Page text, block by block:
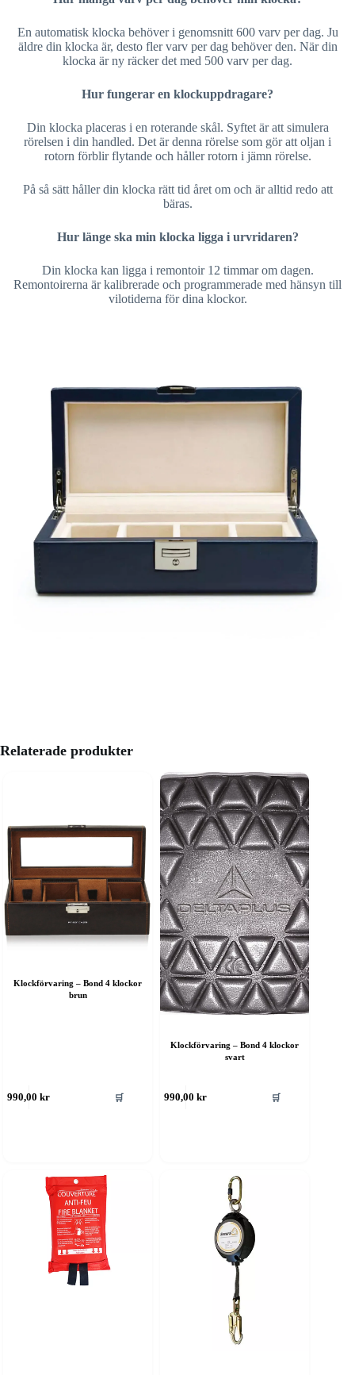
En automatisk klocka behöver i genomsnitt 600 varv per dag. Ju
äldre din klocka är, desto fler varv per dag behöver den. När din
klocka är ny räcker det med 500 varv per dag.
Hur fungerar en klockuppdragare?
Din klocka placeras i en roterande skål. Syftet är att simulera
rörelsen i din handled. Det är denna rörelse som gör att oljan i
rotorn förblir flytande och håller rotorn i jämn rörelse.
På så sätt håller din klocka rätt tid året om och är alltid redo att
bäras.
Hur länge ska min klocka ligga i urvridaren?
Din klocka kan ligga i remontoir 12 timmar om dagen.
Remontoirerna är kalibrerade och programmerade med hänsyn till
vilotiderna för dina klockor.
Relaterade produkter
Klockförvaring – Bond 4 klockor
brun
990,00kr 🛒
Klockförvaring – Bond 4 klockor
svart
990,00kr 🛒